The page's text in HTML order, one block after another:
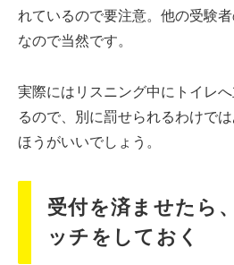
れているので要注意。他の受験
なので当然です。
実際にはリスニング中にトイレ
るので、別に罰せられるわけで
ほうがいいでしょう。
受付を済ませたら
ッチをしておく